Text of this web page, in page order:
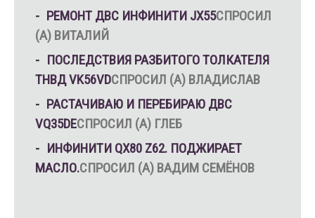
РЕМОНТ ДВС ИНФИНИТИ JX55СПРОСИЛ
(А) ВИТАЛИЙ
ПОСЛЕДСТВИЯ РАЗБИТОГО ТОЛКАТЕЛЯ
ТНВД VK56VDСПРОСИЛ (А) ВЛАДИСЛАВ
РАСТАЧИВАЮ И ПЕРЕБИРАЮ ДВС
VQ35DEСПРОСИЛ (А) ГЛЕБ
ИНФИНИТИ QX80 Z62. ПОДЖИРАЕТ
МАСЛО.СПРОСИЛ (А) ВАДИМ СЕМЁНОВ